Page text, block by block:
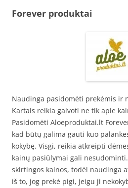
Forever produktai
Naudinga pasidomėti prekėmis ir
Kartais reikia galvoti ne tik apie
Pasidomėti Aloeproduktai.lt
kad būtų galima gauti kuo
kokybę. Visgi, reikia atkreipti
kainų pasiūlymai gali
skirtingos kainos, todėl naudinga
iš to, jog prekė pigi, jeigu ji